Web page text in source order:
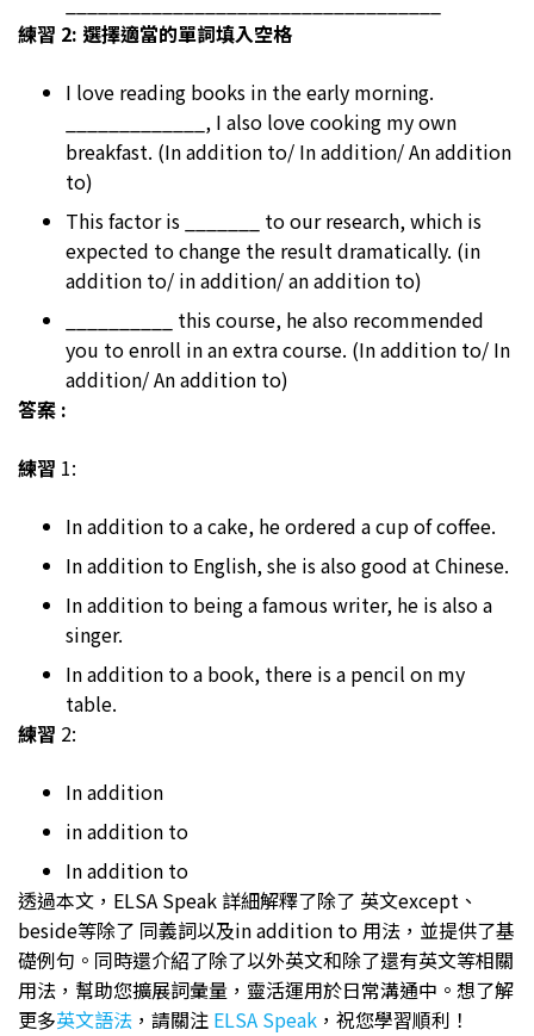
練習 2: 選擇適當的單詞填入空格
I love reading books in the early morning.
_____________, I also love cooking my own
breakfast. (In addition to/ In addition/ An addition
to)
This factor is _______ to our research, which is
expected to change the result dramatically. (in
addition to/ in addition/ an addition to)
__________ this course, he also recommended
you to enroll in an extra course. (In addition to/ In
addition/ An addition to)
答案 :
練習 1:
In addition to a cake, he ordered a cup of coffee.
In addition to English, she is also good at Chinese.
In addition to being a famous writer, he is also a
singer.
In addition to a book, there is a pencil on my
table.
練習 2:
In addition
in addition to
In addition to
透過本文，ELSA Speak 詳細解釋了除了 英文except、
beside等除了 同義詞以及in addition to 用法，並提供了基
礎例句。同時還介紹了除了以外英文和除了還有英文等相關
用法，幫助您擴展詞彙量，靈活運用於日常溝通中。想了解
更多英文語法 ，請關注 ELSA Speak ，祝您學習順利！